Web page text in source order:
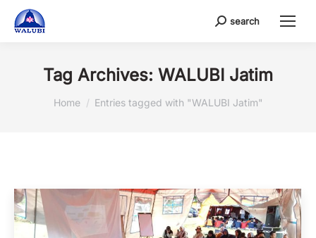
Search:
search
Tag Archives: WALUBI Jatim
You are here:
Home Entries tagged with "WALUBI Jatim"